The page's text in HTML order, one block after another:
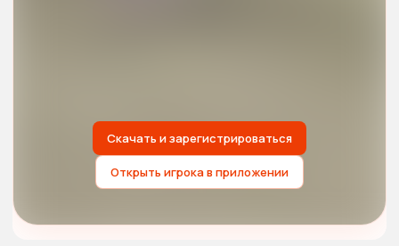
Скачать и зарегистрироваться
Открыть игрока в приложении